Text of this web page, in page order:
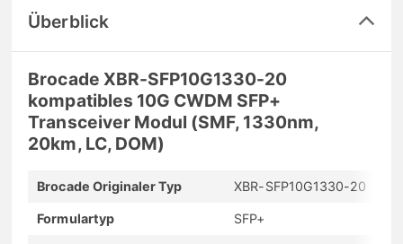
Überblick
Brocade XBR-SFP10G1330-20
kompatibles 10G CWDM SFP+
Transceiver Modul (SMF, 1330nm,
20km, LC, DOM)
Brocade Originaler Typ XBR-SFP10G1330-20
Formulartyp SFP+